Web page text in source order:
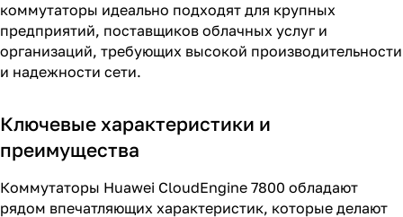
коммутаторы идеально подходят для крупных
предприятий, поставщиков облачных услуг и
организаций, требующих высокой производительности
и надежности сети.
Ключевые характеристики и
преимущества
Коммутаторы Huawei CloudEngine 7800 обладают
рядом впечатляющих характеристик, которые делают